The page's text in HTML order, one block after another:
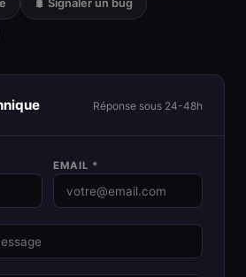
🐛 Signaler un bug
Réponse sous 24-48h
EMAIL *